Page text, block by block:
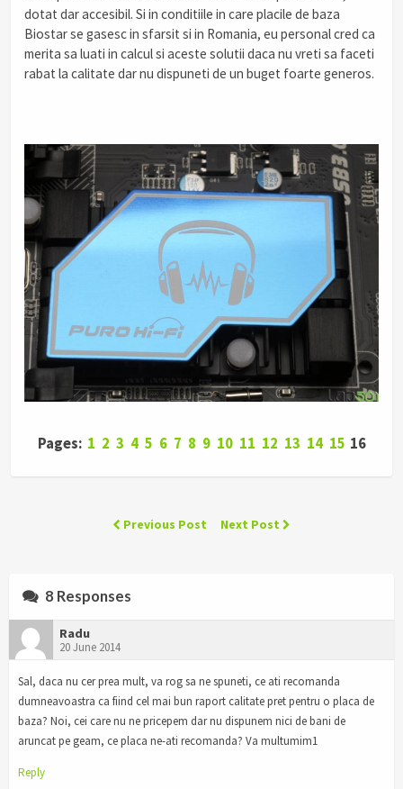
dotat dar accesibil. Si in conditiile in care placile de baza
Biostar se gasesc in sfarsit si in Romania, eu personal cred ca
merita sa luati in calcul si aceste solutii daca nu vreti sa faceti
rabat la calitate dar nu dispuneti de un buget foarte generos.
Pages: 1 2 3 4 5 6 7 8 9 10 11 12 13 14 15 16
Previous Post Next Post
8 Responses
Radu
20 June 2014
Sal, daca nu cer prea mult, va rog sa ne spuneti, ce ati recomanda
dumneavoastra ca fiind cel mai bun raport calitate pret pentru o placa de
baza? Noi, cei care nu ne pricepem dar nu dispunem nici de bani de
aruncat pe geam, ce placa ne-ati recomanda? Va multumim1
Reply